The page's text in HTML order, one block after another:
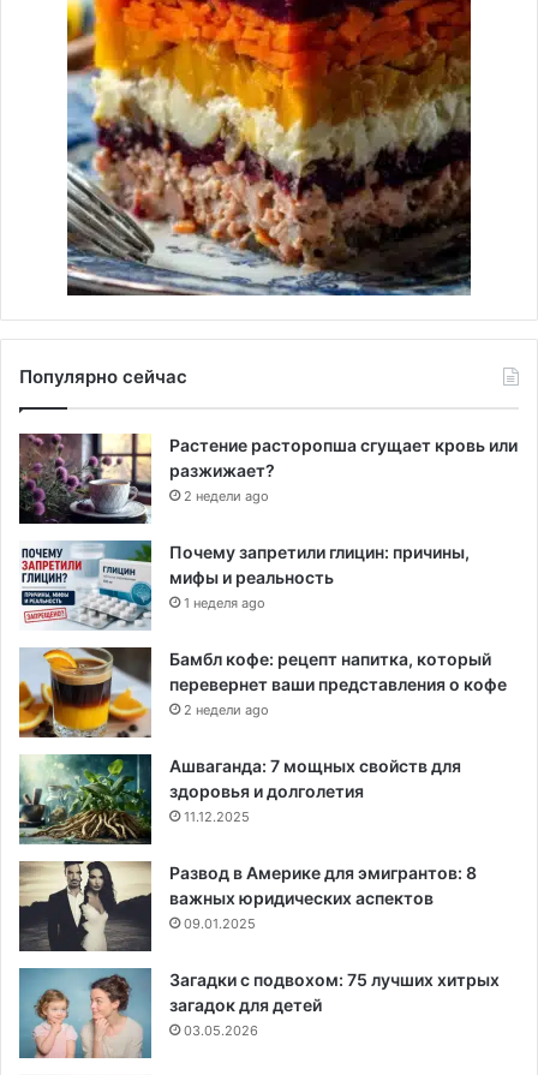
Популярно сейчас
Растение расторопша сгущает кровь или
разжижает?
2 недели ago
Почему запретили глицин: причины,
мифы и реальность
1 неделя ago
Бамбл кофе: рецепт напитка, который
перевернет ваши представления о кофе
2 недели ago
Ашваганда: 7 мощных свойств для
здоровья и долголетия
11.12.2025
Развод в Америке для эмигрантов: 8
важных юридических аспектов
09.01.2025
Загадки с подвохом: 75 лучших хитрых
загадок для детей
03.05.2026